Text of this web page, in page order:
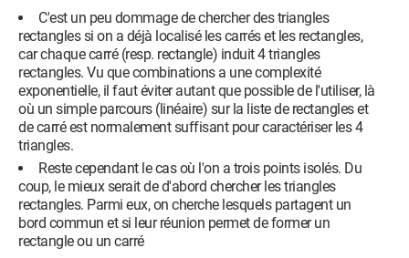
    a=((xB-xA)**2+(yB-yA)**2)
    b=((xC-xB)**2+(yC-yB)**2)
    c=((xA-xC)**2+(yA-yC)**2)
    if b*b==a*a+c*c and ((xB-xA)*(xC-xA)+(yB-yA)*
(yC-yA))==0:
        return True
    else:
         return False
from itertools import*
def polygone_find(A):
C'est un peu dommage de chercher des triangles
rectangles si on a déjà localisé les carrés et les rectangles,
car chaque carré (resp. rectangle) induit 4 triangles
rectangles. Vu que combinations a une complexité
exponentielle, il faut éviter autant que possible de l'utiliser, là
où un simple parcours (linéaire) sur la liste de rectangles et
de carré est normalement suffisant pour caractériser les 4
triangles.
Reste cependant le cas où l'on a trois points isolés. Du
coup, le mieux serait de d'abord chercher les triangles
rectangles. Parmi eux, on cherche lesquels partagent un
bord commun et si leur réunion permet de former un
rectangle ou un carré